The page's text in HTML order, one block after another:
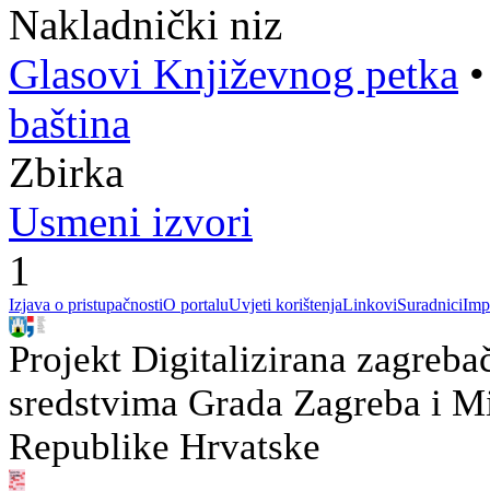
Nakladnički niz
Glasovi Književnog petka
baština
Zbirka
Usmeni izvori
1
Izjava o pristupačnostiO portaluUvjeti korištenjaLinkoviSuradnici
Projekt Digitalizirana
sredstvima Grada Zagreba i
Republike Hrvatske